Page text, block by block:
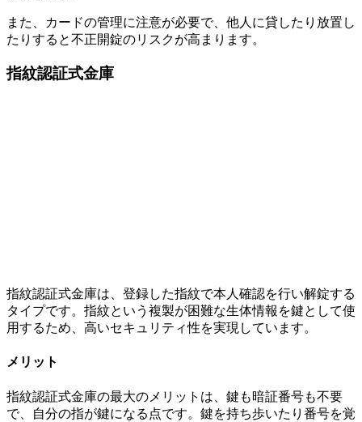
また、カードの管理に注意が必要で、他人に貸したり放置し
たりすると不正開錠のリスクが高まります。
指紋認証式金庫
指紋認証式金庫は、登録した指紋で本人確認を行い解錠する
タイプです。指紋という複製が困難な生体情報を鍵として使
用するため、高いセキュリティ性を実現しています。
メリット
指紋認証式金庫の最大のメリットは、鍵も暗証番号も不要
で、自分の指が鍵になる点です。鍵を持ち歩いたり番号を覚